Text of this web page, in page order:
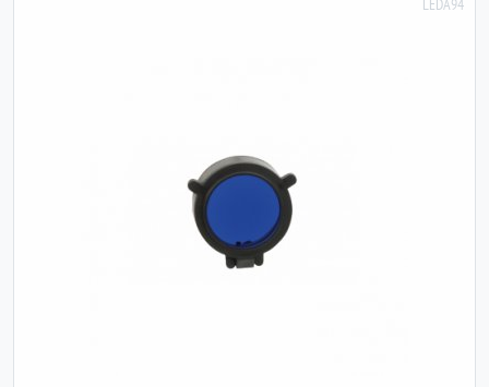
LEDA94